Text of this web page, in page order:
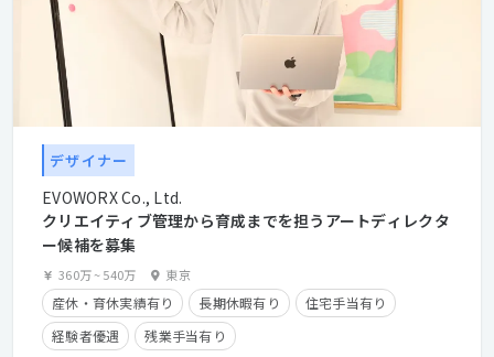
デザイナー
EVOWORX Co., Ltd.
クリエイティブ管理から育成までを担うアートディレクタ
ー候補を募集
360万~540万 東京
産休・育休実績有り 長期休暇有り
住宅手当有り
経験者優遇
残業手当有り